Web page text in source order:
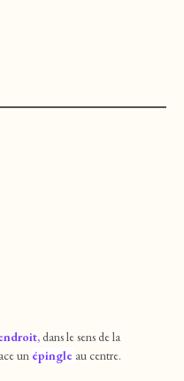
dans le sens de la
un épingle au centre.